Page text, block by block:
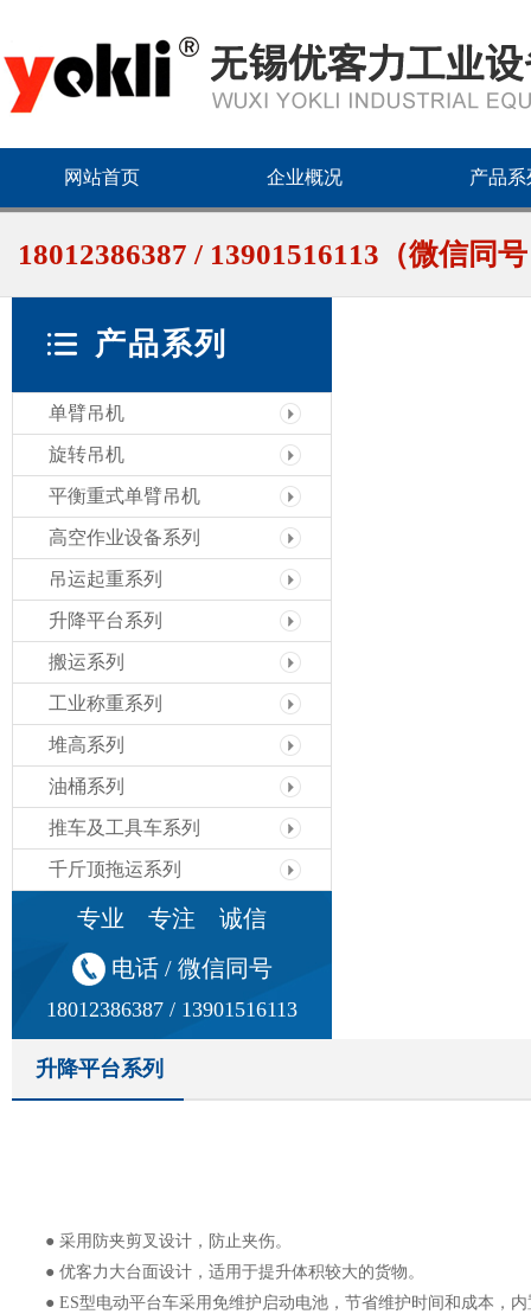
网站首页 企业概况 产品系
18012386387 / 13901516113（微信同
产品系列
单臂吊机
旋转吊机
平衡重式单臂吊机
高空作业设备系列
吊运起重系列
升降平台系列
搬运系列
工业称重系列
堆高系列
油桶系列
推车及工具车系列
千斤顶拖运系列
专业 专注 诚信
电话 / 微信同号
18012386387 / 13901516113
升降平台系列
● 采用防夹剪叉设计，防止夹伤。
● 优客力大台面设计，适用于提升体积较大的货物。
● ES型电动平台车采用免维护启动电池，节省维护时间和成本，内